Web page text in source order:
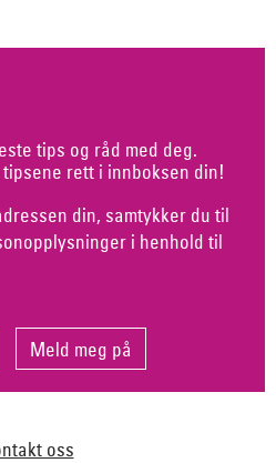
tips og råd med deg.
rett i innboksen din!
din, samtykker du til
i henhold til
oss